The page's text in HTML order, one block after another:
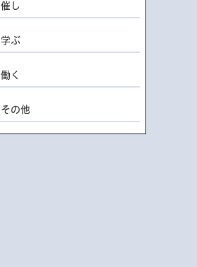
催し
学ぶ
働く
その他